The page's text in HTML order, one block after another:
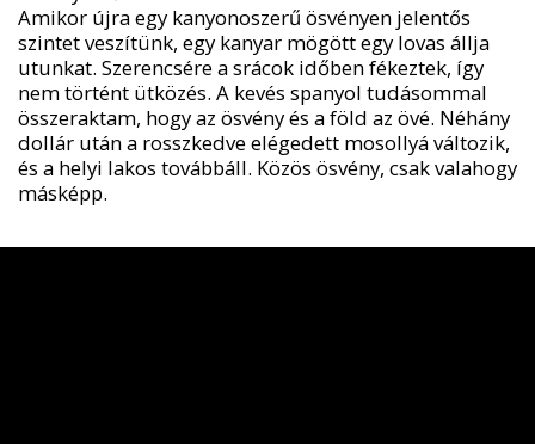
Amikor újra egy kanyonoszerű ösvényen jelentős
szintet veszítünk, egy kanyar mögött egy lovas állja
utunkat. Szerencsére a srácok időben fékeztek, így
nem történt ütközés. A kevés spanyol tudásommal
összeraktam, hogy az ösvény és a föld az övé. Néhány
dollár után a rosszkedve elégedett mosollyá változik,
és a helyi lakos továbbáll. Közös ösvény, csak valahogy
másképp.